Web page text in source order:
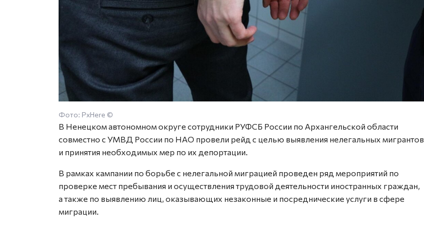
Фото: PxHere ©
В Ненецком автономном округе сотрудники РУФСБ России по Архангельской области
совместно с УМВД России по НАО провели рейд с целью выявления нелегальных мигрантов
и принятия необходимых мер по их депортации.
В рамках кампании по борьбе с нелегальной миграцией проведен ряд мероприятий по
проверке мест пребывания и осуществления трудовой деятельности иностранных граждан,
а также по выявлению лиц, оказывающих незаконные и посреднические услуги в сфере
миграции.